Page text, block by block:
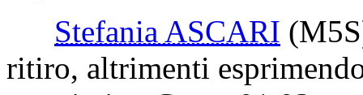
Stefania ASCARI
ritiro, altrimenti